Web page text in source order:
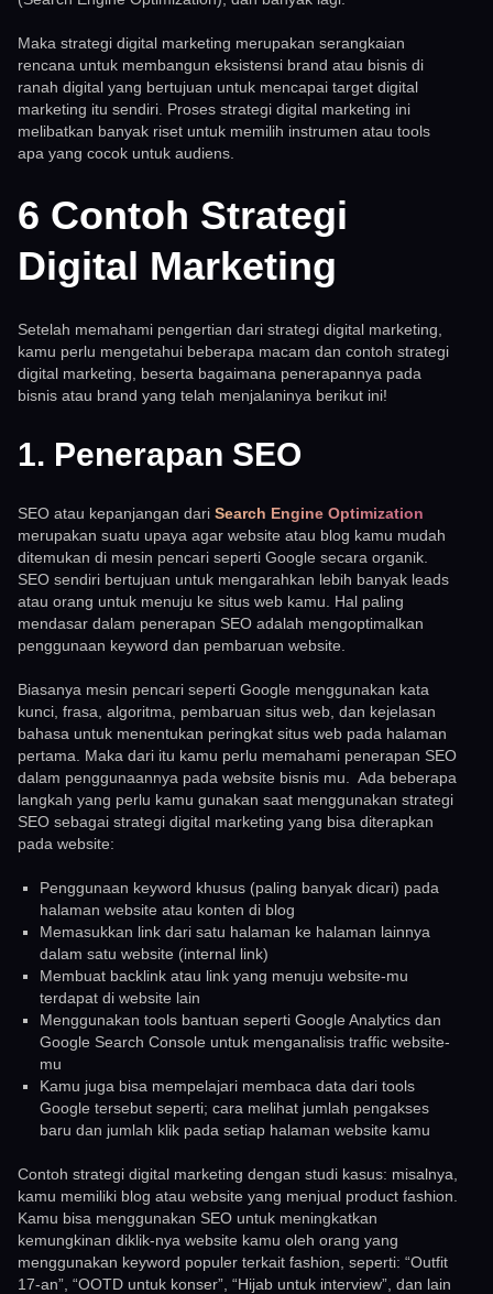
Maka strategi digital marketing merupakan serangkaian
rencana untuk membangun eksistensi brand atau bisnis di
ranah digital yang bertujuan untuk mencapai target digital
marketing itu sendiri. Proses strategi digital marketing ini
melibatkan banyak riset untuk memilih instrumen atau tools
apa yang cocok untuk audiens.
6 Contoh Strategi
Digital Marketing
Setelah memahami pengertian dari strategi digital marketing,
kamu perlu mengetahui beberapa macam dan contoh strategi
digital marketing, beserta bagaimana penerapannya pada
bisnis atau brand yang telah menjalaninya berikut ini!
1. Penerapan SEO
SEO atau kepanjangan dari Search Engine Optimization
merupakan suatu upaya agar website atau blog kamu mudah
ditemukan di mesin pencari seperti Google secara organik.
SEO sendiri bertujuan untuk mengarahkan lebih banyak leads
atau orang untuk menuju ke situs web kamu. Hal paling
mendasar dalam penerapan SEO adalah mengoptimalkan
penggunaan keyword dan pembaruan website.
Biasanya mesin pencari seperti Google menggunakan kata
kunci, frasa, algoritma, pembaruan situs web, dan kejelasan
bahasa untuk menentukan peringkat situs web pada halaman
pertama. Maka dari itu kamu perlu memahami penerapan SEO
dalam penggunaannya pada website bisnis mu. Ada beberapa
langkah yang perlu kamu gunakan saat menggunakan strategi
SEO sebagai strategi digital marketing yang bisa diterapkan
pada website:
Penggunaan keyword khusus (paling banyak dicari) pada
halaman website atau konten di blog
Memasukkan link dari satu halaman ke halaman lainnya
dalam satu website (internal link)
Membuat backlink atau link yang menuju website-mu
terdapat di website lain
Menggunakan tools bantuan seperti Google Analytics dan
Google Search Console untuk menganalisis traffic website-
mu
Kamu juga bisa mempelajari membaca data dari tools
Google tersebut seperti; cara melihat jumlah pengakses
baru dan jumlah klik pada setiap halaman website kamu
Contoh strategi digital marketing dengan studi kasus: misalnya,
kamu memiliki blog atau website yang menjual product fashion.
Kamu bisa menggunakan SEO untuk meningkatkan
kemungkinan diklik-nya website kamu oleh orang yang
menggunakan keyword populer terkait fashion, seperti: “Outfit
17-an”, “OOTD untuk konser”, “Hijab untuk interview”, dan lain